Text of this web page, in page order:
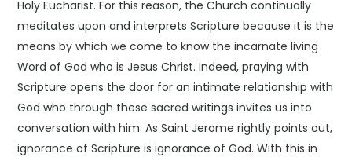
Holy Eucharist. For this reason, the Church continually
meditates upon and interprets Scripture because it is the
means by which we come to know the incarnate living
Word of God who is Jesus Christ. Indeed, praying with
Scripture opens the door for an intimate relationship with
God who through these sacred writings invites us into
conversation with him. As Saint Jerome rightly points out,
ignorance of Scripture is ignorance of God. With this in